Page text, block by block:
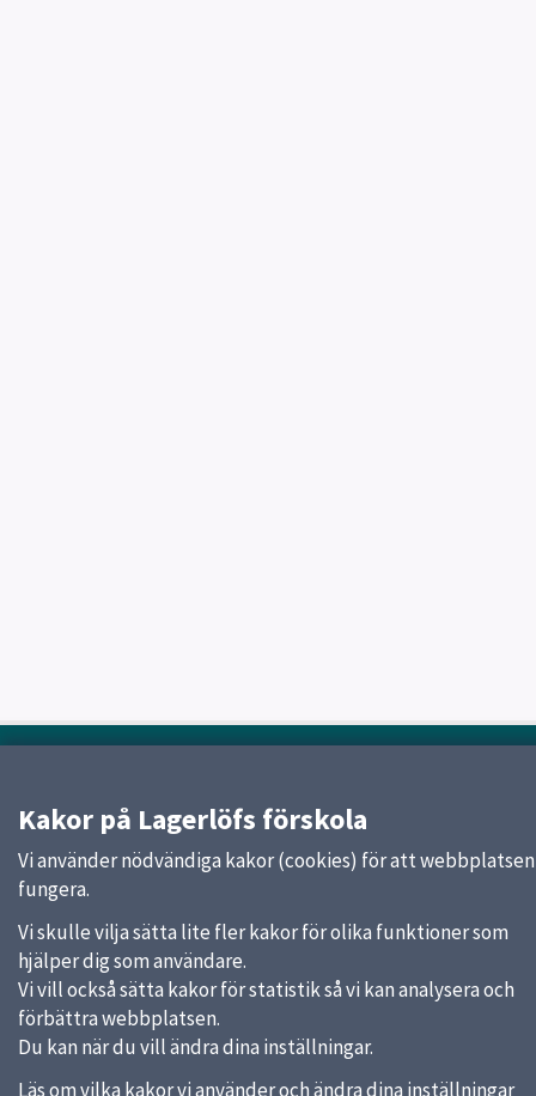
Kakor på Lagerlöfs förskola
Vi använder nödvändiga kakor (cookies) för att
fungera.
Vi skulle vilja sätta lite fler kakor för olika funktioner som
hjälper dig som användare.
Vi vill också sätta kakor för statistik så vi kan analysera och
förbättra webbplatsen.
Du kan när du vill ändra dina inställningar.
Läs om vilka kakor vi använder och ändra dina inställningar
Sidfot
Start
Om Förskolan
Vår verksamhet
Kontakt
Jobba hos oss
Snabblänkar
Uppsala kommun
Skolverket